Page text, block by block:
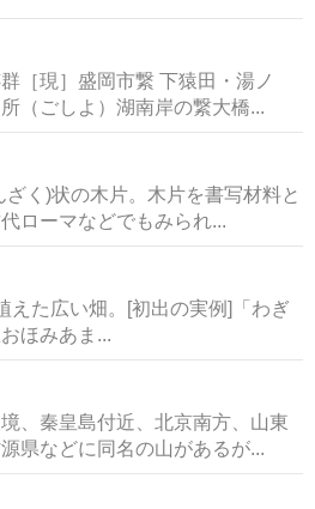
［現］盛岡市繋 下猿田・湯ノ
（ごしよ）湖南岸の繋大橋...
く)状の木片。木片を書写材料と
ローマなどでもみられ...
えた広い畑。[初出の実例]「わぎ
ほみあま...
、秦皇島付近、北京南方、山東
県などに同名の山があるが...